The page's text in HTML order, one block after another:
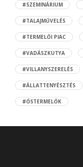
#SZEMINÁRIUM
#TALAJMŰVELÉS
#TERMELŐI PIAC
#VADÁSZKUTYA
#VILLANYSZERELÉS
#ÁLLATTENYÉSZTÉS
#ŐSTERMELŐK